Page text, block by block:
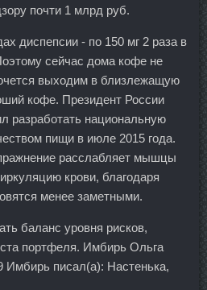
почти 1 млрд руб.
диспепсии - по 150 мг 2 раза в
сейчас дома кофе не
выходим в близлежащую
кофе. Президент России
разработать национальную
пищи в июле 2015 года.
расслабляет мышцы
крови, благодаря
менее заметными.
баланс уровня рисков,
портфеля. Имбирь Ольга
Имбирь писал(а): Настенька,